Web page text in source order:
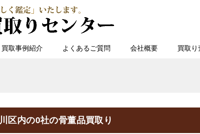
買取事例紹介 よくあるご質問 会社概要 買取り
区内の0社の骨董品買取り